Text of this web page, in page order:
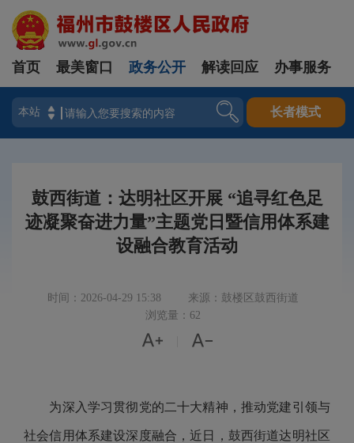
登录
首页 最美窗口 政务公开 解读回应 办事服务
长者模式
鼓西街道：达明社区开展 “追寻红色足
迹凝聚奋进力量”主题党日暨信用体系建
设融合教育活动
时间：2026-04-29 15:38
来源：鼓楼区鼓西街道
浏览量：62
 
为深入学习贯彻党的二十大精神，推动党建引领与
社会信用体系建设深度融合，近日，鼓西街道达明社区